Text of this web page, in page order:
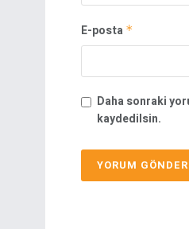
E-posta *
Daha sonraki
kaydedilsin.